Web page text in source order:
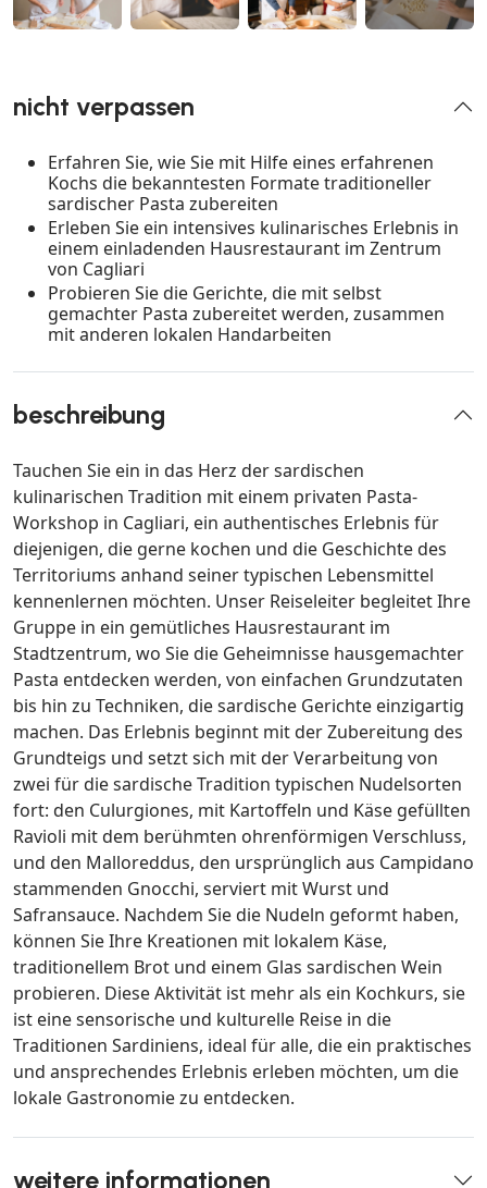
nicht verpassen
Erfahren Sie, wie Sie mit Hilfe eines erfahrenen
Kochs die bekanntesten Formate traditioneller
sardischer Pasta zubereiten
Erleben Sie ein intensives kulinarisches Erlebnis in
einem einladenden Hausrestaurant im Zentrum
von Cagliari
Probieren Sie die Gerichte, die mit selbst
gemachter Pasta zubereitet werden, zusammen
mit anderen lokalen Handarbeiten
beschreibung
Tauchen Sie ein in das Herz der sardischen
kulinarischen Tradition mit einem privaten Pasta-
Workshop in Cagliari, ein authentisches Erlebnis für
diejenigen, die gerne kochen und die Geschichte des
Territoriums anhand seiner typischen Lebensmittel
kennenlernen möchten. Unser Reiseleiter begleitet Ihre
Gruppe in ein gemütliches Hausrestaurant im
Stadtzentrum, wo Sie die Geheimnisse hausgemachter
Pasta entdecken werden, von einfachen Grundzutaten
bis hin zu Techniken, die sardische Gerichte einzigartig
machen. Das Erlebnis beginnt mit der Zubereitung des
Grundteigs und setzt sich mit der Verarbeitung von
zwei für die sardische Tradition typischen Nudelsorten
fort: den Culurgiones, mit Kartoffeln und Käse gefüllten
Ravioli mit dem berühmten ohrenförmigen Verschluss,
und den Malloreddus, den ursprünglich aus Campidano
stammenden Gnocchi, serviert mit Wurst und
Safransauce. Nachdem Sie die Nudeln geformt haben,
können Sie Ihre Kreationen mit lokalem Käse,
traditionellem Brot und einem Glas sardischen Wein
probieren. Diese Aktivität ist mehr als ein Kochkurs, sie
ist eine sensorische und kulturelle Reise in die
Traditionen Sardiniens, ideal für alle, die ein praktisches
und ansprechendes Erlebnis erleben möchten, um die
lokale Gastronomie zu entdecken.
weitere informationen